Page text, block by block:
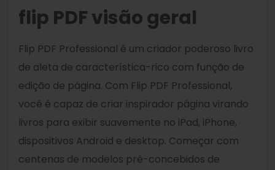
flip PDF visão geral
Flip PDF Professional é um criador poderoso livro
de aleta de característica-rico com função de
edição de página. Com Flip PDF Professional,
você é capaz de criar inspirador página virando
livros para exibir suavemente no iPad, iPhone,
dispositivos Android e desktop. Começar com
centenas de modelos pré-concebidos de